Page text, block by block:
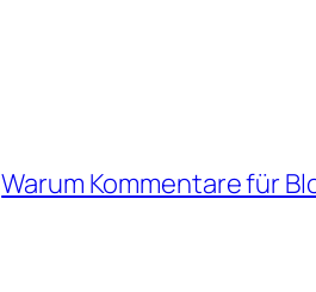
Warum Kommentare für